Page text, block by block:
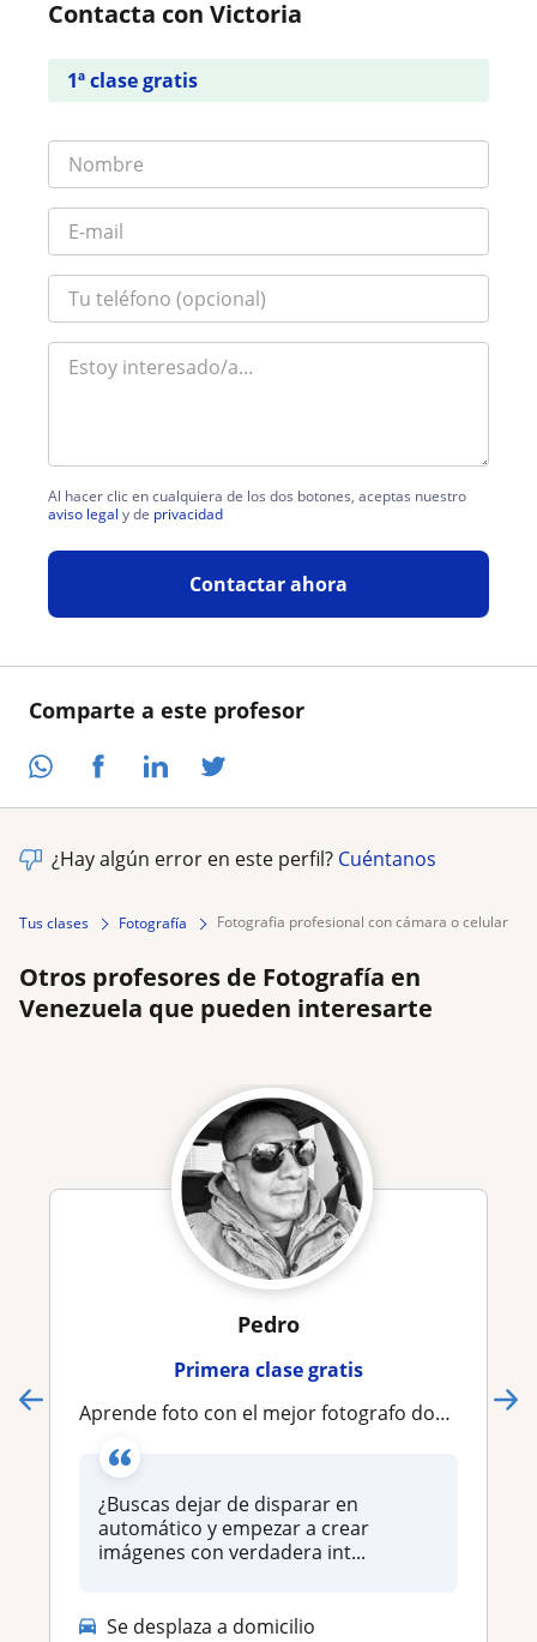
Comparte a este profesor
Contacta con Victoria
1ª clase gratis
Al hacer clic en cualquiera de los dos botones, aceptas nuestro
aviso legal y de privacidad
Contactar ahora
¿Hay algún error en este perfil? Cuéntanos
Tus clases Fotografía fotografia profesional con cámara o celular
Otros profesores de Fotografía en
Venezuela que pueden interesarte
Pedro
Primera clase gratis
Aprende foto con el mejor fotografo documentalista en línea que puedas encontrar
¿Buscas dejar de disparar en
automático y empezar a crear
imágenes con verdadera int...
Se desplaza a domicilio